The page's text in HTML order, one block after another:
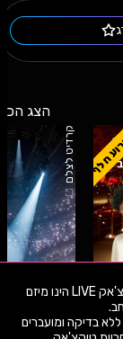
טיקצ'אק LIVE הינו מיזם
בדיקה ומועברים
הצג הכל
חלף קרדיט לצלם
12.5.26